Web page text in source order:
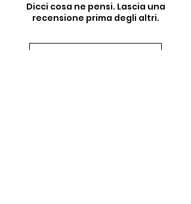
Dicci cosa ne pensi. Lascia una
recensione prima degli altri.